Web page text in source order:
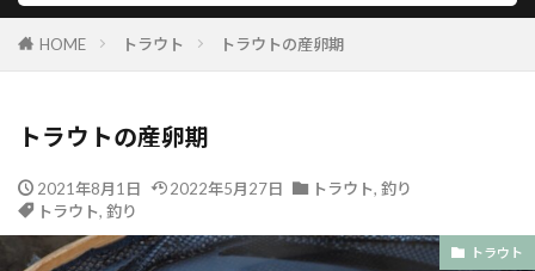
HOME トラウト トラウトの産卵期
トラウトの産卵期
2021年8月1日 2022年5月27日 トラウト, 釣り
トラウト, 釣り
トラウト